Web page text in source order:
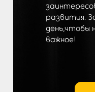
развития.
день,чтобы
важное!